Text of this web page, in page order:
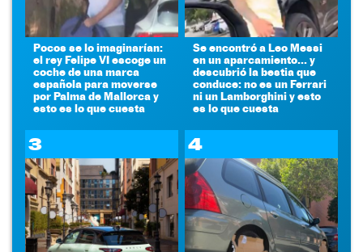
Pocos se lo imaginarían:
el rey Felipe VI escoge un
coche de una marca
española para moverse
por Palma de Mallorca y
esto es lo que cuesta
Se encontró a Leo Messi
en un aparcamiento... y
descubrió la bestia que
conduce: no es un Ferrari
ni un Lamborghini y esto
es lo que cuesta
3 4